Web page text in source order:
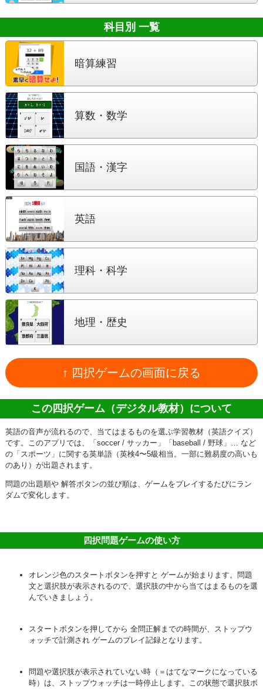
科目別 一覧
暗算練習
算数・数学
国語・漢字
英語
理科・科学
地理・歴史
↑ 四択ゲームの画面に戻る
この四択ゲーム（デジタル教材）について
英語の音声が流れるので、当てはまるものを選ぶ学習教材（英語クイズ）
です。このアプリでは、「soccer / サッカー」「baseball / 野球」… など
の「スポーツ」に関する英単語（英検4〜5級相当。一部に難易度の高いも
のあり）が出題されます。
問題の出題順や 解答ボタンの並び順は、ゲームをプレイするたびにラン
ダムで変化します。
四択問題ゲームの使い方
オレンジ色のスタートボタンを押すと ゲームが始まります。問題
文と選択肢が表示されるので、選択肢の中から当てはまるものを選
んでいきましょう。
スタートボタンを押してから 全問正解までの時間が、ストップウ
ォッチで計測され ゲームのプレイ記録となります。
問題や選択肢が表示されていない時（＝はてなマークになっている
時）は、ストップウォッチは一時停止します。この状態で選択肢ボ